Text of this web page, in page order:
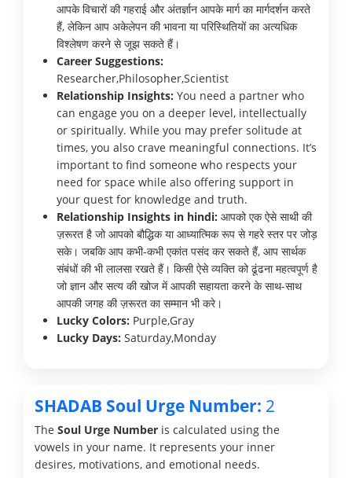
आपके विचारों की गहराई और अंतर्ज्ञान आपके मार्ग का मार्गदर्शन करते
हैं, लेकिन आप अकेलेपन की भावना या परिस्थितियों का अत्यधिक
विश्लेषण करने से जूझ सकते हैं।
Career Suggestions:
Researcher,Philosopher,Scientist
Relationship Insights: You need a partner who
can engage you on a deeper level, intellectually
or spiritually. While you may prefer solitude at
times, you also crave meaningful connections. It’s
important to find someone who respects your
need for space while also offering support in
your quest for knowledge and truth.
Relationship Insights in hindi: आपको एक ऐसे साथी की
ज़रूरत है जो आपको बौद्धिक या आध्यात्मिक रूप से गहरे स्तर पर जोड़
सके। जबकि आप कभी-कभी एकांत पसंद कर सकते हैं, आप सार्थक
संबंधों की भी लालसा रखते हैं। किसी ऐसे व्यक्ति को ढूंढना महत्वपूर्ण है
जो ज्ञान और सत्य की खोज में आपकी सहायता करने के साथ-साथ
आपकी जगह की ज़रूरत का सम्मान भी करे।
Lucky Colors: Purple,Gray
Lucky Days: Saturday,Monday
SHADAB Soul Urge Number: 2
The Soul Urge Number is calculated using the
vowels in your name. It represents your inner
desires, motivations, and emotional needs.